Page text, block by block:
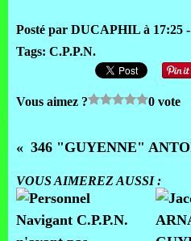
Posté par DUCAPHIL à 17:25 -
Tags: C.P.P.N.
Vous aimez ? 0 vote
VOUS AIMEREZ AUSSI :